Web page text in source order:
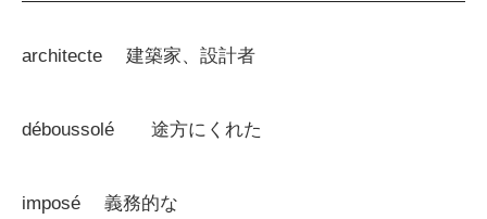
architecte 建築家、設計者
déboussolé 途方にくれた
imposé 義務的な